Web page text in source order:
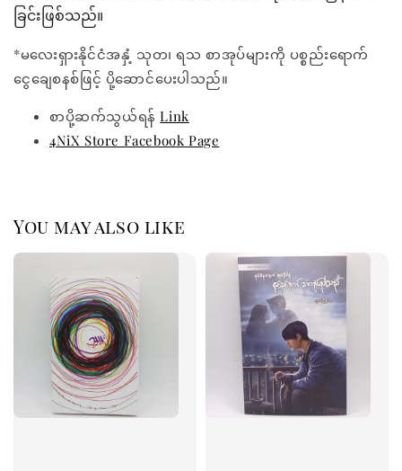
ခြင်းဖြစ်သည်။
*မလေးရှားနိုင်ငံအနှံ့ သုတ၊ ရသ စာအုပ်များကို ပစ္စည်းရောက်
ငွေချေစနစ်ဖြင့် ပို့ဆောင်ပေးပါသည်။
စာပို့ဆက်သွယ်ရန်Link
4NiX Store Facebook Page
You may also like